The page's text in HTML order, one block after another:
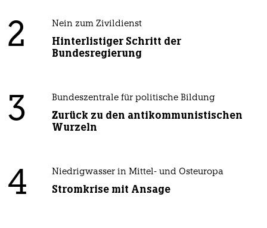
2 Nein zum Zivildienst
Hinterlistiger Schritt der
Bundesregierung
3 Bundeszentrale für politische Bildung
Zurück zu den antikommunistischen
Wurzeln
4 Niedrigwasser in Mittel- und Osteuropa
Stromkrise mit Ansage